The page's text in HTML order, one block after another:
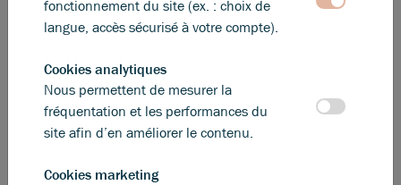
Photos (2)
fonctionnement du site (ex. : choix de
langue, accès sécurisé à votre compte).
Cookies analytiques
Nous permettent de mesurer la
fréquentation et les performances du
site afin d’en améliorer le contenu.
Cookies marketing